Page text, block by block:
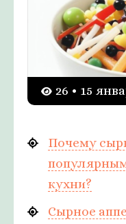
26 • 15
Почему
кухни?
Сырное